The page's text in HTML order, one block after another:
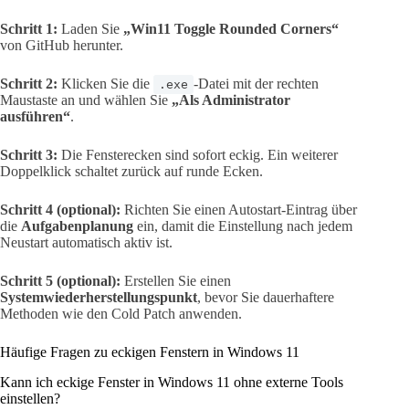
Schritt 1: Laden Sie „Win11 Toggle Rounded Corners“
von GitHub herunter.
Schritt 2: Klicken Sie die .exe -Datei mit der rechten
Maustaste an und wählen Sie „Als Administrator
ausführen“.
Schritt 3: Die Fensterecken sind sofort eckig. Ein weiterer
Doppelklick schaltet zurück auf runde Ecken.
Schritt 4 (optional): Richten Sie einen Autostart-Eintrag über
die Aufgabenplanung ein, damit die Einstellung nach jedem
Neustart automatisch aktiv ist.
Schritt 5 (optional): Erstellen Sie einen
Systemwiederherstellungspunkt, bevor Sie dauerhaftere
Methoden wie den Cold Patch anwenden.
Häufige Fragen zu eckigen Fenstern in Windows 11
Kann ich eckige Fenster in Windows 11 ohne externe Tools
einstellen?